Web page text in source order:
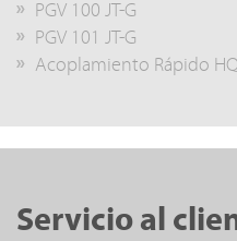
PGV 100 JT-G
PGV 101 JT-G
Acoplamiento Rápido
Servicio al